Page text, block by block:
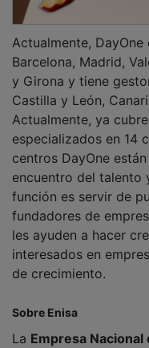
pública adscrita al
innovadores,
medianas empresas
financiación
en un mercado global.
PUBLICIDAD